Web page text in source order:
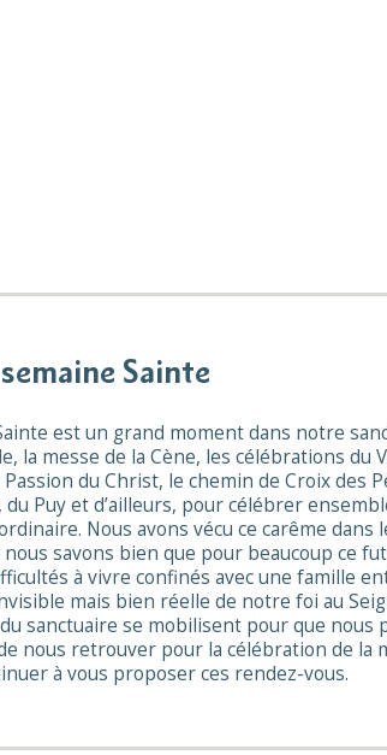
Sainte
est un grand moment dans notre
la messe de la Cène, les célébrations
du Christ, le chemin de Croix des
Puy et d’ailleurs, pour célébrer
Nous avons vécu ce carême
savons bien que pour beaucoup ce
à vivre confinés avec une famille
mais bien réelle de notre foi au
sanctuaire se mobilisent pour que nous
nous retrouver pour la célébration de la
à vous proposer ces rendez-vous.